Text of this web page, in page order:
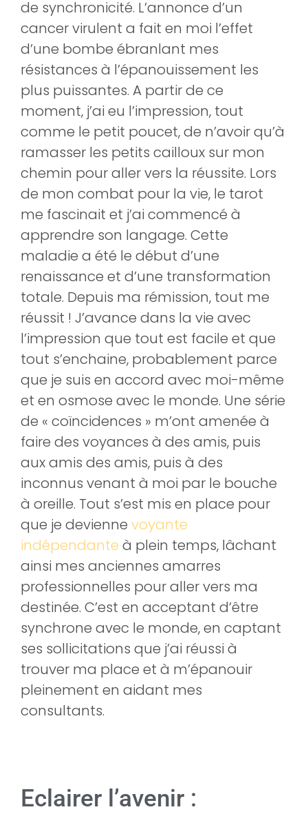
de synchronicité. L’annonce d’un
cancer virulent a fait en moi l’effet
d’une bombe ébranlant mes
résistances à l’épanouissement les
plus puissantes. A partir de ce
moment, j’ai eu l’impression, tout
comme le petit poucet, de n’avoir qu’à
ramasser les petits cailloux sur mon
chemin pour aller vers la réussite. Lors
de mon combat pour la vie, le tarot
me fascinait et j’ai commencé à
apprendre son langage. Cette
maladie a été le début d’une
renaissance et d’une transformation
totale. Depuis ma rémission, tout me
réussit ! J’avance dans la vie avec
l’impression que tout est facile et que
tout s’enchaine, probablement parce
que je suis en accord avec moi-même
et en osmose avec le monde. Une série
de « coïncidences » m’ont amenée à
faire des voyances à des amis, puis
aux amis des amis, puis à des
inconnus venant à moi par le bouche
à oreille. Tout s’est mis en place pour
que je devienne voyante
indépendante à plein temps, lâchant
ainsi mes anciennes amarres
professionnelles pour aller vers ma
destinée. C’est en acceptant d’être
synchrone avec le monde, en captant
ses sollicitations que j’ai réussi à
trouver ma place et à m’épanouir
pleinement en aidant mes
consultants.
Eclairer l’avenir :